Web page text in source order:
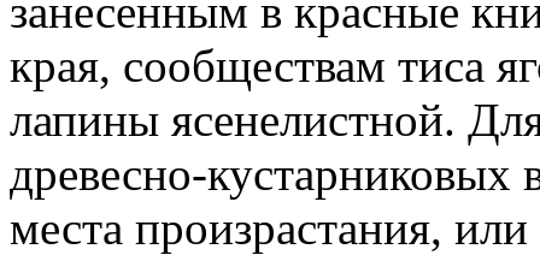
занесенным в красные
края, сообществам тиса
лапины ясенелистной.
древесно-
места произрастания,